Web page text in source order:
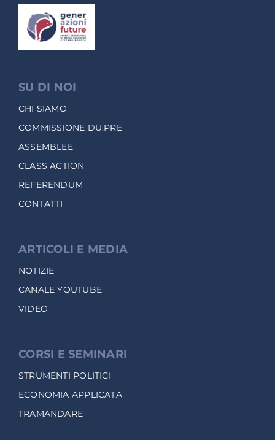
SU DI NOI
CHI SIAMO
COMMISSIONE DU.PRE
ASSEMBLEE
CLASS ACTION
REFERENDUM
CONTATTI
ARTICOLI E MEDIA
NOTIZIE
CANALE YOUTUBE
VIDEO
CORSI E SEMINARI
STRUMENTI POLITICI
ECONOMIA APPLICATA
TRAMANDARE